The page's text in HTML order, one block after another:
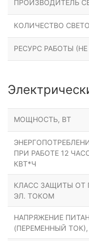
ПРОИЗВОДИТЕЛЬ
КОЛИЧЕСТВО
РЕСУРС РАБОТЫ (НЕ
МОЩНОСТЬ, ВТ
ПРИ РАБОТЕ 12
КВТ*Ч
КЛАСС ЗАЩИТЫ ОТ
ЭЛ. ТОКОМ
НАПРЯЖЕНИЕ
(ПЕРЕМЕННЫЙ ТОК),